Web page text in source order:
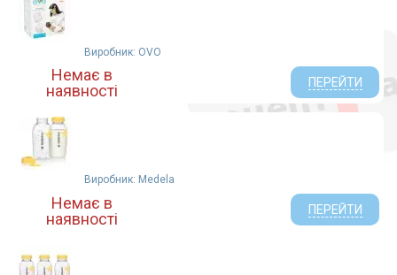
Виробник: OVO
Немає в
наявності
ПЕРЕЙТИ
Виробник: Medela
Немає в
наявності
ПЕРЕЙТИ